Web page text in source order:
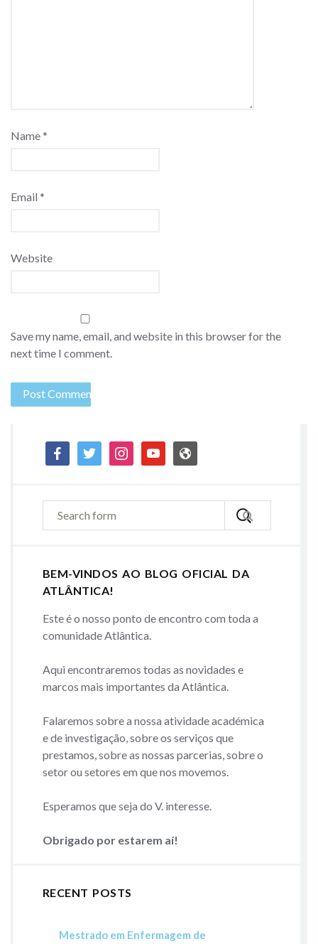
Name*
Email *
Website
Save my name, email, and website in this browser for the
next time I comment.
facebooktwitter instagramyoutubeadmin-
site
BEM-VINDOS AO BLOG OFICIAL DA
ATLÂNTICA!
Este é o nosso ponto de encontro com toda a
comunidade Atlântica.
Aqui encontraremos todas as novidades e
marcos mais importantes da Atlântica.
Falaremos sobre a nossa atividade académica
e de investigação, sobre os serviços que
prestamos, sobre as nossas parcerias, sobre o
setor ou setores em que nos movemos.
Esperamos que seja do V. interesse.
Obrigado por estarem aí!
RECENT POSTS
Mestrado em Enfermagem de